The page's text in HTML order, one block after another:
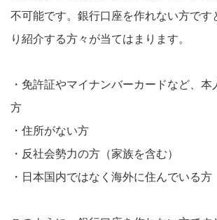
不可能です。銀行口座を作れない方です
り紹介する方々が当てはまります。
・免許証やマイナンバーカードなど、本
方
・住所がない方
・反社会勢力の方（家族を含む）
・日本国内ではなく海外に住んでいる方